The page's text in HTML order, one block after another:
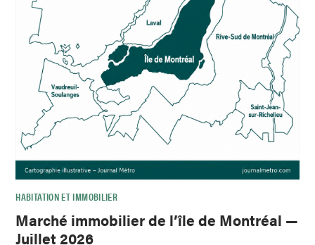
HABITATION ET IMMOBILIER
Marché immobilier de l’île de Montréal —
Juillet 2026